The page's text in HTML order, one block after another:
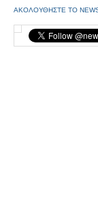
ΑΚΟΛΟΥΘΗΣΤΕ ΤΟ